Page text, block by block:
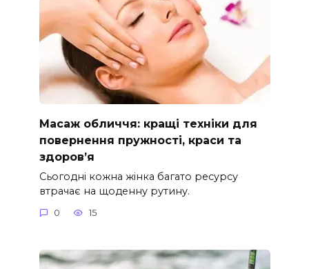
Масаж обличчя: кращі техніки для
повернення пружності, краси та
здоров’я
Сьогодні кожна жінка багато ресурсу
втрачає на щоденну рутину.
0 15